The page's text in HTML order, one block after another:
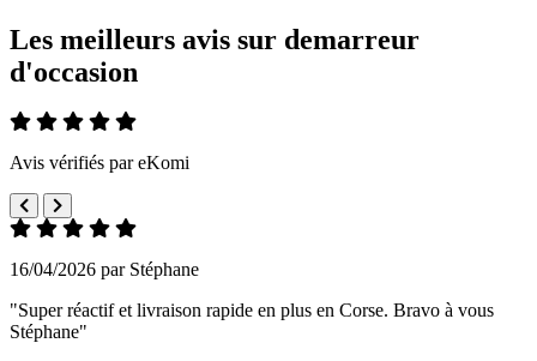
Les meilleurs avis sur demarreur
d'occasion
Avis vérifiés par eKomi
16/04/2026 par Stéphane
"Super réactif et livraison rapide en plus en Corse. Bravo à vous
Stéphane"